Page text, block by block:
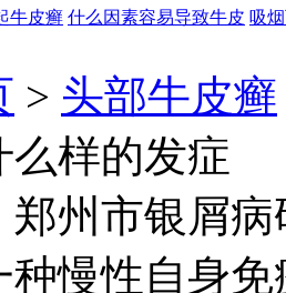
牛皮癣 什么因素容易导致牛皮 吸
> 头部牛皮癣
样的发症
郑州市银屑病
种慢性自身